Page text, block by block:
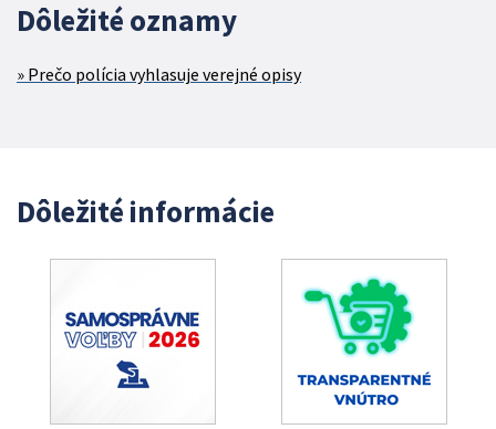
Dôležité oznamy
Prečo polícia vyhlasuje verejné opisy
Dôležité informácie